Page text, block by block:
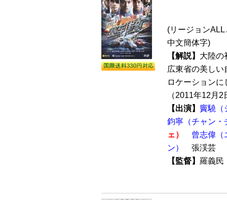
(リージョン
中文簡体字)
【解説】 大陸の
広東省の美し
ロケーション
（2011年12月
【出演】 竇驍（
鈞寧（チャン・
ェ）
曾志偉（
ン）
張渓芸
【監督】 羅義